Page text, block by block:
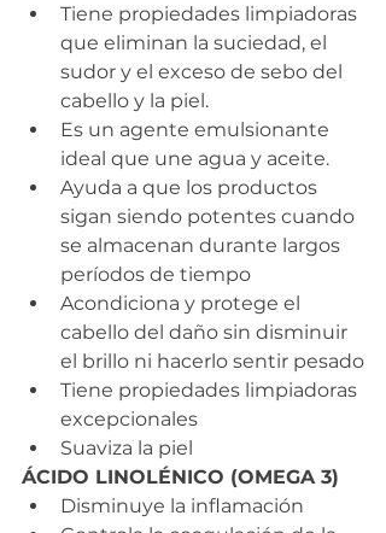
Tiene propiedades limpiadoras
que eliminan la suciedad, el
sudor y el exceso de sebo del
cabello y la piel.
Es un agente emulsionante
ideal que une agua y aceite.
Ayuda a que los productos
sigan siendo potentes cuando
se almacenan durante largos
períodos de tiempo
Acondiciona y protege el
cabello del daño sin disminuir
el brillo ni hacerlo sentir pesado
Tiene propiedades limpiadoras
excepcionales
Suaviza la piel
ÁCIDO LINOLÉNICO (OMEGA 3)
Disminuye la inflamación